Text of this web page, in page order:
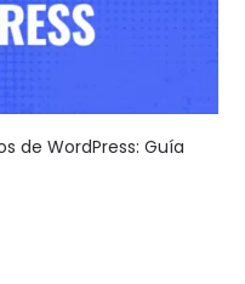
de WordPress: Guía